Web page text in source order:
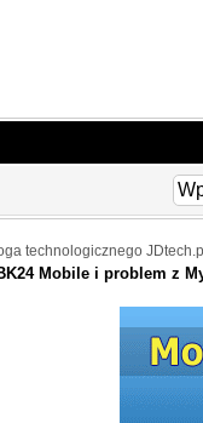
technologicznego
Mobile i problem z